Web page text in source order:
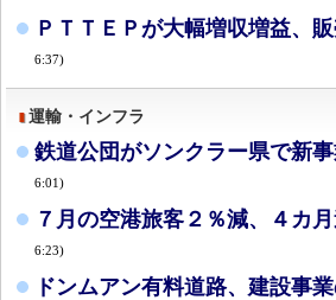
ＰＴＴＥＰが大幅増収増益、
6:37)
運輸・インフラ
鉄道公団がソンクラー県で新
6:01)
７月の空港旅客２％減、４カ
6:23)
ドンムアン有料道路、建設事